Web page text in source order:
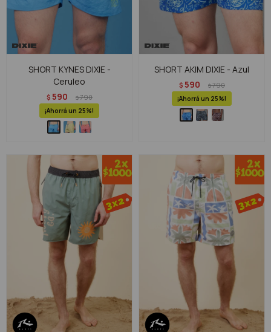
SHORT KYNES DIXIE -
Ceruleo
$ 590 $790
25
SHORT AKIM DIXIE - Azul
$ 590 $790
25